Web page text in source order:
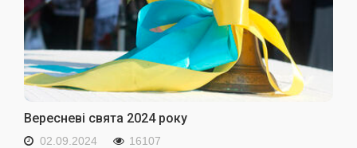
Вересневі свята 2024 року
02.09.2024 16107